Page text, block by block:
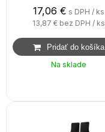
17,06 € s DPH / ks
13,87 € bez DPH / ks
Na sklade